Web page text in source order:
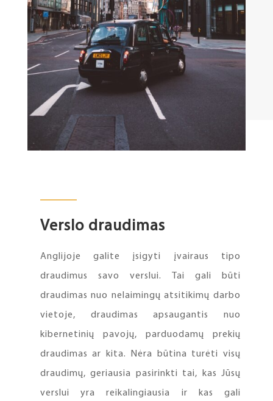
Verslo draudimas
Anglijoje galite įsigyti įvairaus tipo
draudimus savo verslui. Tai gali būti
draudimas nuo nelaimingų atsitikimų darbo
vietoje, draudimas apsaugantis nuo
kibernetinių pavojų, parduodamų prekių
draudimas ar kita. Nėra būtina turėti visų
draudimų, geriausia pasirinkti tai, kas Jūsų
verslui yra reikalingiausia ir kas gali